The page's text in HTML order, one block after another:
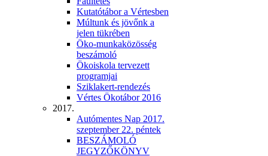
Kutatótábor a Vértesben
Múltunk és jövőnk a
jelen tükrében
Öko-munkaközösség
beszámoló
Ökoiskola tervezett
programjai
Sziklakert-rendezés
Vértes Ökotábor 2016
2017.
Autómentes Nap 2017.
szeptember 22. péntek
BESZÁMOLÓ
JEGYZŐKÖNYV